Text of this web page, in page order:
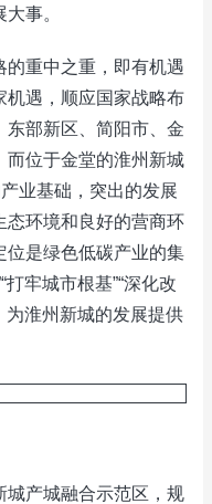
事。
重中之重，即有机遇
机遇，顺应国家战略布
东部新区、简阳市、金
而位于金堂的淮州新城
业基础，突出的发展
态环境和良好的营商环
位是绿色低碳产业的集
牢城市根基”“深化改
为淮州新城的发展提供
产城融合示范区，规